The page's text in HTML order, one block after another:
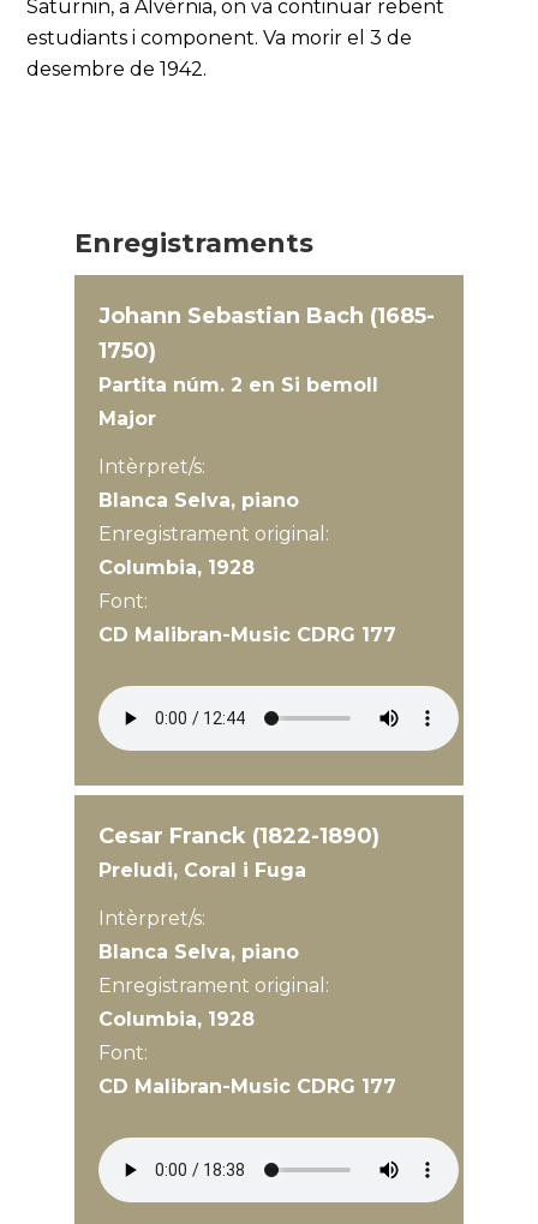
Saturnin, a Alvèrnia, on va continuar rebent
estudiants i component. Va morir el 3 de
desembre de 1942.
Enregistraments
Johann Sebastian Bach (1685-
1750)
Partita núm. 2 en Si bemoll
Major
Intèrpret/s:
Blanca Selva, piano
Enregistrament original:
Columbia, 1928
Font:
CD Malibran-Music CDRG 177
Cesar Franck (1822-1890)
Preludi, Coral i Fuga
Intèrpret/s:
Blanca Selva, piano
Enregistrament original:
Columbia, 1928
Font:
CD Malibran-Music CDRG 177